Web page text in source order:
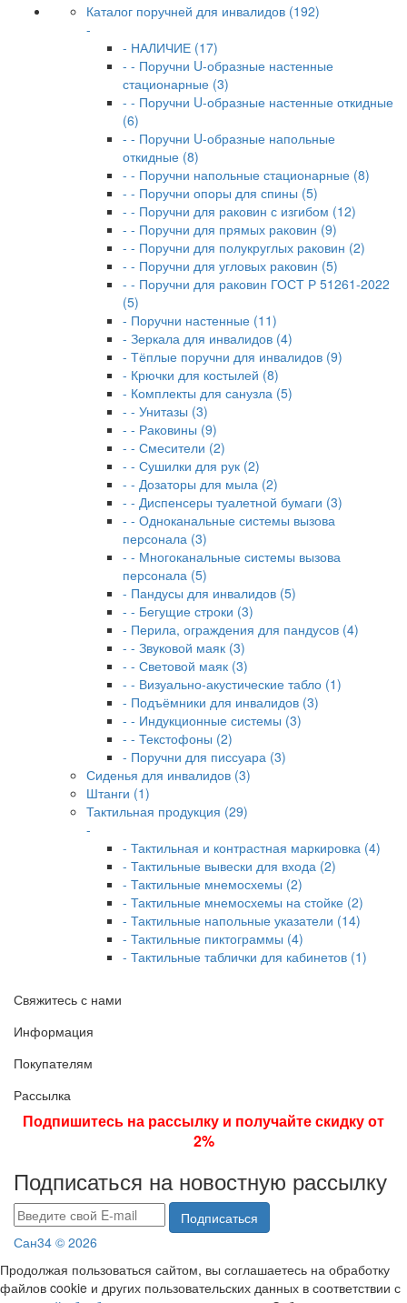
Каталог поручней для инвалидов (192)
-
- НАЛИЧИЕ (17)
- - Поручни U-образные настенные
стационарные (3)
- - Поручни U-образные настенные откидные
(6)
- - Поручни U-образные напольные
откидные (8)
- - Поручни напольные стационарные (8)
- - Поручни опоры для спины (5)
- - Поручни для раковин с изгибом (12)
- - Поручни для прямых раковин (9)
- - Поручни для полукруглых раковин (2)
- - Поручни для угловых раковин (5)
- - Поручни для раковин ГОСТ Р 51261-2022
(5)
- Поручни настенные (11)
- Зеркала для инвалидов (4)
- Тёплые поручни для инвалидов (9)
- Крючки для костылей (8)
- Комплекты для санузла (5)
- - Унитазы (3)
- - Раковины (9)
- - Смесители (2)
- - Сушилки для рук (2)
- - Дозаторы для мыла (2)
- - Диспенсеры туалетной бумаги (3)
- - Одноканальные системы вызова
персонала (3)
- - Многоканальные системы вызова
персонала (5)
- Пандусы для инвалидов (5)
- - Бегущие строки (3)
- Перила, ограждения для пандусов (4)
- - Звуковой маяк (3)
- - Световой маяк (3)
- - Визуально-акустические табло (1)
- Подъёмники для инвалидов (3)
- - Индукционные системы (3)
- - Текстофоны (2)
- Поручни для писсуара (3)
Сиденья для инвалидов (3)
Штанги (1)
Тактильная продукция (29)
-
- Тактильная и контрастная маркировка (4)
- Тактильные вывески для входа (2)
- Тактильные мнемосхемы (2)
- Тактильные мнемосхемы на стойке (2)
- Тактильные напольные указатели (14)
- Тактильные пиктограммы (4)
- Тактильные таблички для кабинетов (1)
Свяжитесь с нами
Информация
Покупателям
Рассылка
Подпишитесь на рассылку и получайте скидку от
2%
Подписаться на новостную рассылку
Подписаться
Сан34 © 2026
Продолжая пользоваться сайтом, вы соглашаетесь на обработку
файлов cookie и других пользовательских данных в соответствии с